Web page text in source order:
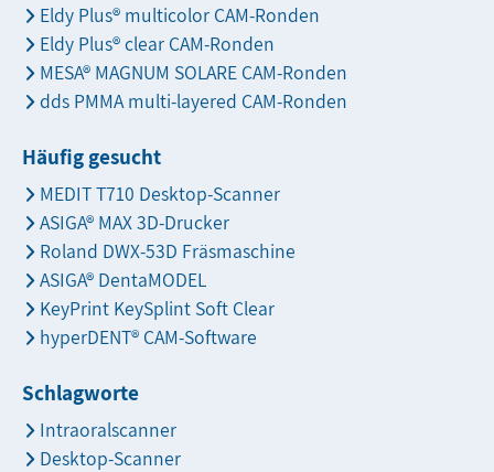
Eldy Plus® multicolor CAM-Ronden
Eldy Plus® clear CAM-Ronden
MESA® MAGNUM SOLARE CAM-Ronden
dds PMMA multi-layered CAM-Ronden
Häufig gesucht
MEDIT T710 Desktop-Scanner
ASIGA® MAX 3D-Drucker
Roland DWX-53D Fräsmaschine
ASIGA® DentaMODEL
KeyPrint KeySplint Soft Clear
hyperDENT® CAM-Software
Schlagworte
Intraoralscanner
Desktop-Scanner